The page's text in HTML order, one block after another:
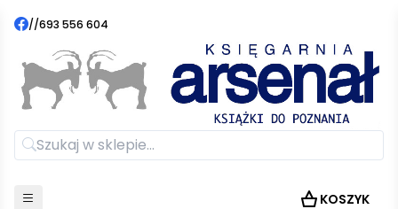
//693 556 604
KOSZYK